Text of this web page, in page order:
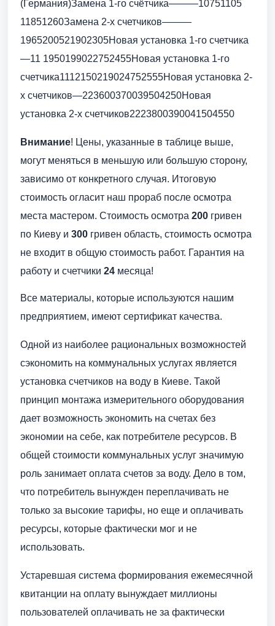
(Германия)Замена 1-го счётчика———10751105
11851260Замена 2-х счетчиков———
1965200521902305Новая установка 1-го счетчика
—11 1950199022752455Новая установка 1-го
счетчика1112150219024752555Новая установка 2-
х счетчиков—223600370039504250Новая
установка 2-х счетчиков2223800390041504550
Внимание! Цены, указанные в таблице выше,
могут меняться в меньшую или большую сторону,
зависимо от конкретного случая. Итоговую
стоимость огласит наш прораб после осмотра
места мастером. Стоимость осмотра 200 гривен
по Киеву и 300 гривен область, стоимость осмотра
не входит в общую стоимость работ. Гарантия на
работу и счетчики 24 месяца!
Все материалы, которые используются нашим
предприятием, имеют сертификат качества.
Одной из наиболее рациональных возможностей
сэкономить на коммунальных услугах является
установка счетчиков на воду в Киеве. Такой
принцип монтажа измерительного оборудования
дает возможность экономить на счетах без
экономии на себе, как потребителе ресурсов. В
общей стоимости коммунальных услуг значимую
роль занимает оплата счетов за воду. Дело в том,
что потребитель вынужден переплачивать не
только за высокие тарифы, но еще и оплачивать
ресурсы, которые фактически мог и не
использовать.
Устаревшая система формирования ежемесячной
квитанции на оплату вынуждает миллионы
пользователей оплачивать не за фактически